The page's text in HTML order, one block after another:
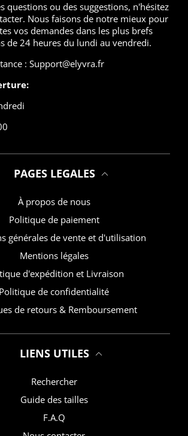
questions ou des suggestions, n'hésitez
Nous faisons de notre mieux pour
vos demandes dans les plus brefs
de 24 heures du lundi au vendredi.
: Support@elyvra.fr
PAGES LEGALES
À propos de nous
Politique de paiement
générales de vente et d'utilisation
Mentions légales
d'expédition et Livraison
Politique de confidentialité
de retours & Remboursement
LIENS UTILES
Rechercher
Guide des tailles
F.A.Q